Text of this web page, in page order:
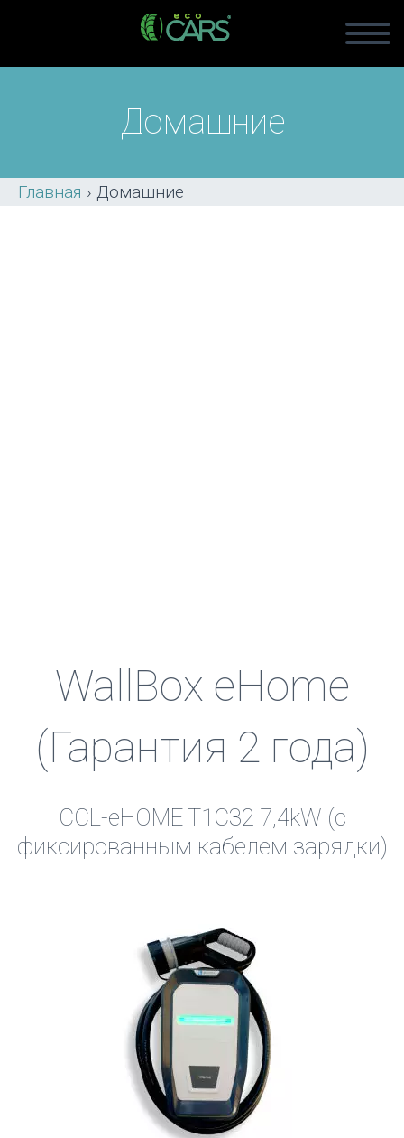
Домашние
Главная › Домашние
WallBox eHome
(Гарантия 2 года)
CCL-eHOME T1C32 7,4kW (с
фиксированным кабелем зарядки)